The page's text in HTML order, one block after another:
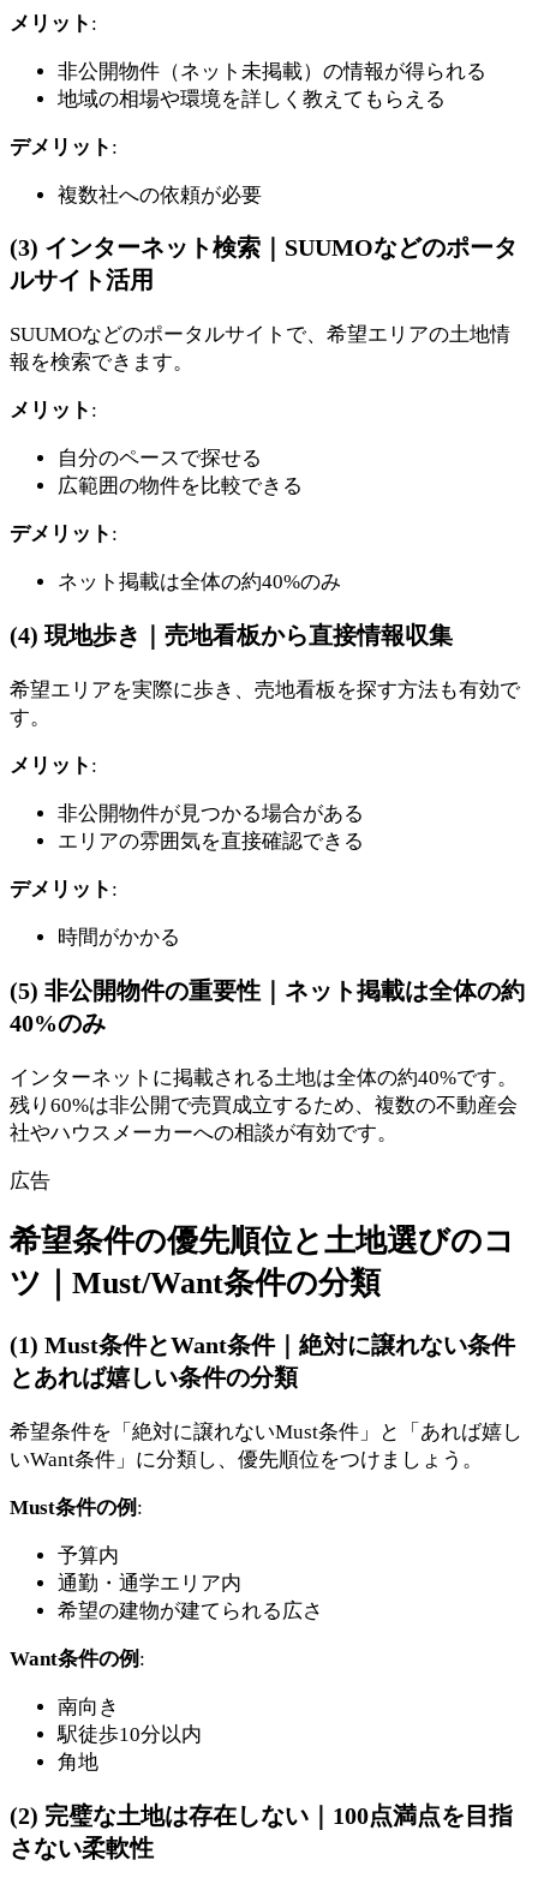
メリット :
非公開物件（ネット未掲載）の情報が得られる
地域の相場や環境を詳しく教えてもらえる
デメリット :
複数社への依頼が必要
(3) インターネット検索｜SUUMOなどのポータ
ルサイト活用
SUUMOなどのポータルサイトで、希望エリアの土地情
報を検索できます。
メリット :
自分のペースで探せる
広範囲の物件を比較できる
デメリット :
ネット掲載は全体の約40%のみ
(4) 現地歩き｜売地看板から直接情報収集
希望エリアを実際に歩き、売地看板を探す方法も有効で
す。
メリット :
非公開物件が見つかる場合がある
エリアの雰囲気を直接確認できる
デメリット :
時間がかかる
(5) 非公開物件の重要性｜ネット掲載は全体の約
40%のみ
インターネットに掲載される土地は全体の約40%です。
残り60%は非公開で売買成立するため、複数の不動産会
社やハウスメーカーへの相談が有効です。
広告
希望条件の優先順位と土地選びのコ
ツ｜Must/Want条件の分類
(1) Must条件とWant条件｜絶対に譲れない条件
とあれば嬉しい条件の分類
希望条件を「絶対に譲れないMust条件」と「あれば嬉し
いWant条件」に分類し、優先順位をつけましょう。
Must条件の例 :
予算内
通勤・通学エリア内
希望の建物が建てられる広さ
Want条件の例 :
南向き
駅徒歩10分以内
角地
(2) 完璧な土地は存在しない｜100点満点を目指
さない柔軟性